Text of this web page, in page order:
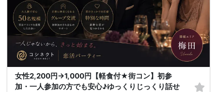
女性2,200円→1,000円【軽食付★街コン】初参
加・一人参加の方でも安心♪ゆっくりじっくり話せ